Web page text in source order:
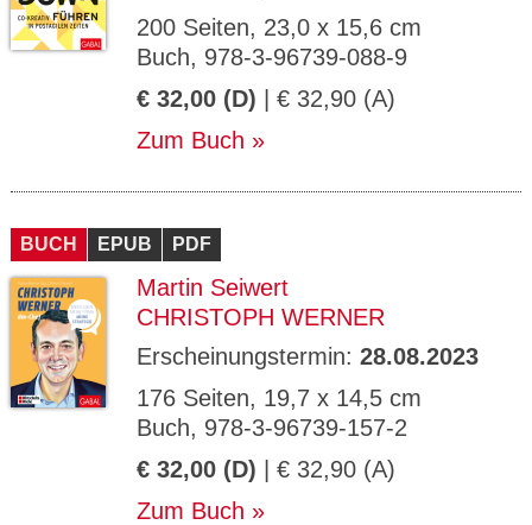
200 Seiten, 23,0 x 15,6 cm
Buch, 978-3-96739-088-9
€ 32,00 (D) | € 32,90 (A)
Zum Buch
BUCH EPUB PDF
Martin Seiwert
CHRISTOPH WERNER
Erscheinungstermin: 28.08.2023
176 Seiten, 19,7 x 14,5 cm
Buch, 978-3-96739-157-2
€ 32,00 (D) | € 32,90 (A)
Zum Buch